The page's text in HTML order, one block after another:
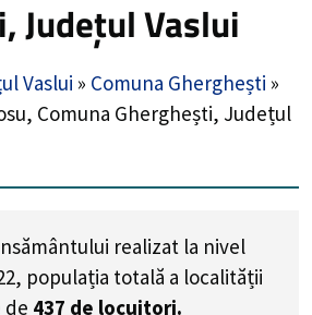
Județul Vaslui
Vaslui » Comuna Gherghești »
Comuna Gherghești, Județul
realizat la nivel
populația totală a localității
de 437 de locuitori.